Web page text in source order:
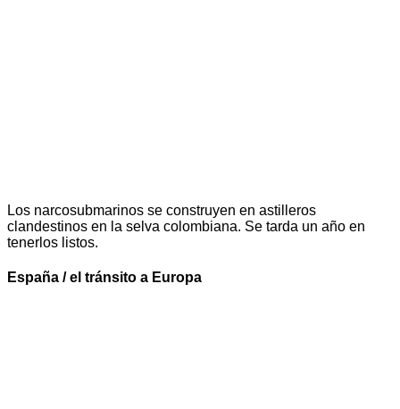
Los narcosubmarinos se construyen en astilleros
clandestinos en la selva colombiana. Se tarda un año en
tenerlos listos.
España / el tránsito a Europa